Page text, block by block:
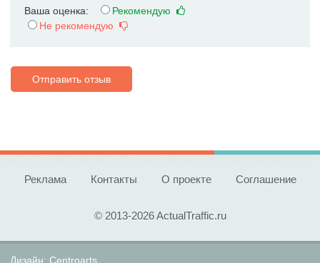
Ваша оценка:
Рекомендую
Не рекомендую
Отправить отзыв
Реклама Контакты О проекте Соглашение
© 2013-2026 ActualTraffic.ru
Дизайн: Centroarts